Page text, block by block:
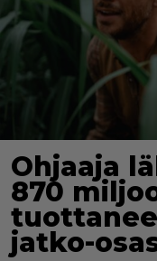
Ohjaaja
870
jatko-